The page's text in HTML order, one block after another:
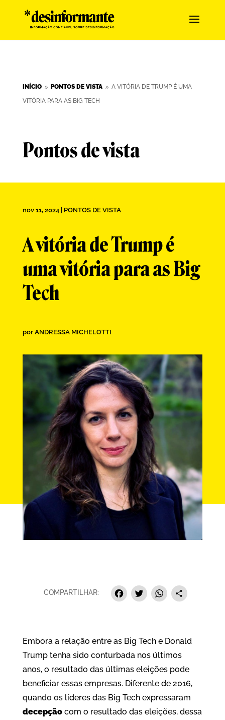
INÍCIO 9 PONTOS DE VISTA 9 A VITÓRIA DE TRUMP É UMA
VITÓRIA PARA AS BIG TECH
Pontos de vista
nov 11, 2024| PONTOS DE VISTA
A vitória de Trump é
uma vitória para as Big
Tech
por ANDRESSA MICHELOTTI
COMPARTILHAR: Facebook
Twitter
Embora a relação entre as Big Tech e Donald
Trump tenha sido conturbada nos últimos
anos, o resultado das últimas eleições pode
beneficiar essas empresas. Diferente de 2016,
quando os líderes das Big Tech expressaram
decepçãocom o resultado das eleições, dessa